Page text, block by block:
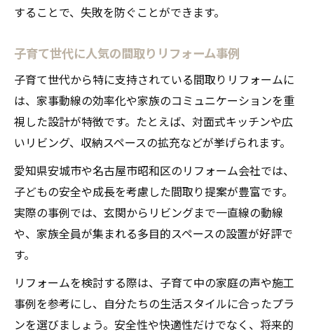
することで、失敗を防ぐことができます。
子育て世代に人気の間取りリフォーム事例
子育て世代から特に支持されている間取りリフォームに
は、家事動線の効率化や家族のコミュニケーションを重
視した設計が特徴です。たとえば、対面式キッチンや広
いリビング、収納スペースの拡充などが挙げられます。
愛知県安城市や名古屋市昭和区のリフォーム会社では、
子どもの安全や成長を考慮した間取り提案が豊富です。
実際の事例では、玄関からリビングまで一直線の動線
や、家族全員が集まれる多目的スペースの設置が好評で
す。
リフォームを検討する際は、子育て中の家庭の声や施工
事例を参考にし、自分たちの生活スタイルに合ったプラ
ンを選びましょう。安全性や快適性だけでなく、将来的